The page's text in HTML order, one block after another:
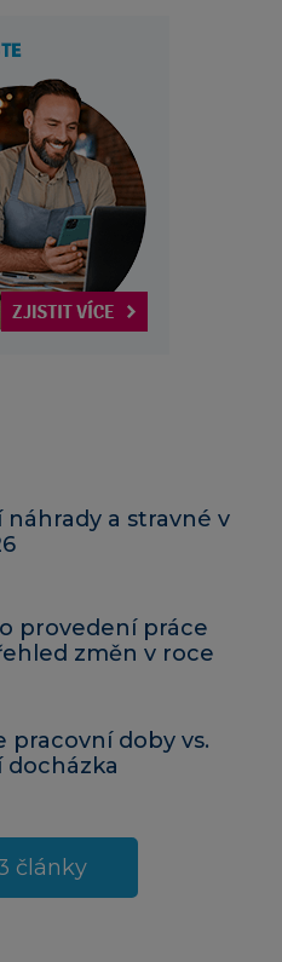
náhrady a stravné v
provedení práce
změn v roce
pracovní doby vs.
docházka
články